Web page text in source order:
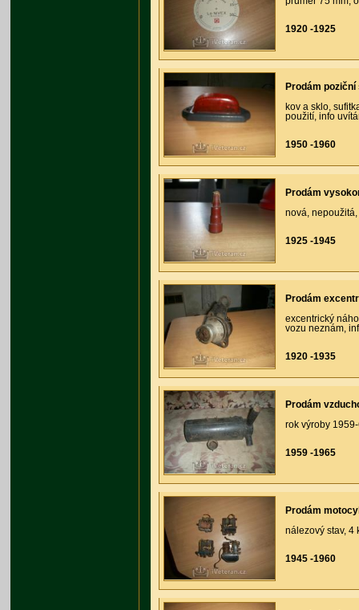
1920 -1925
Prodám
kov a sklo,
použití, info
1950 -1960
Prodám
nová,
1925 -1945
Prodám
excentrický
vozu neznám,
1920 -1935
Prodám
rok výroby
1959 -1965
Prodám
nálezový stav, 4
1945 -1960